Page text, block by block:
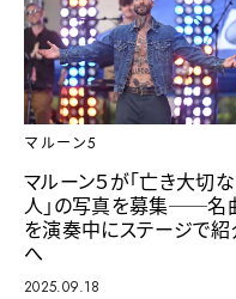
マルーン5
マルーン５が「亡き大切な
人」の写真を募集──名
を演奏中にステージで
へ
2025.09.18